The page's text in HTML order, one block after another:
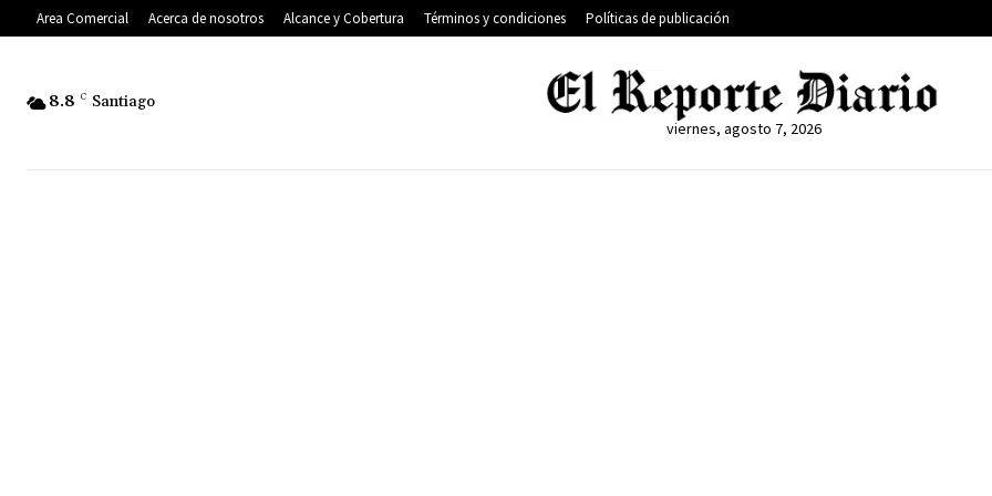
Area Comercial Acerca de nosotros Alcance y Cobertura Términos y condiciones Políticas de publicación
8.8 C Santiago
viernes, agosto 7, 2026